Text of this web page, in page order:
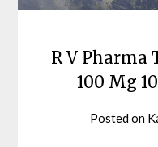
R V Pharma
100 Mg
Posted on